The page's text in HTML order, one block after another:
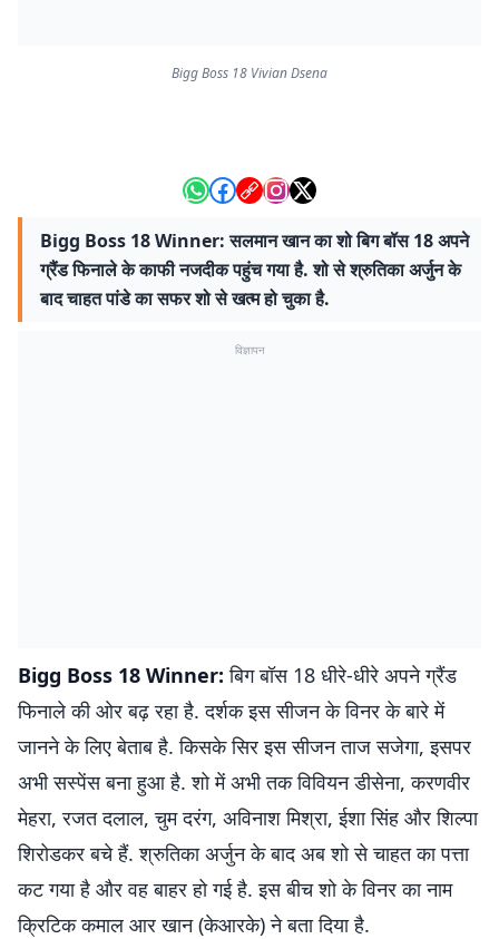
Bigg Boss 18 Vivian Dsena
Bigg Boss 18 Winner: सलमान खान का शो बिग बॉस 18 अपने
ग्रैंड फिनाले के काफी नजदीक पहुंच गया है. शो से श्रुतिका अर्जुन के
बाद चाहत पांडे का सफर शो से खत्म हो चुका है.
विज्ञापन
Bigg Boss 18 Winner:बिग बॉस 18 धीरे-धीरे अपने ग्रैंड
फिनाले की ओर बढ़ रहा है. दर्शक इस सीजन के विनर के बारे में
जानने के लिए बेताब है. किसके सिर इस सीजन ताज सजेगा, इसपर
अभी सस्पेंस बना हुआ है. शो में अभी तक विवियन डीसेना, करणवीर
मेहरा, रजत दलाल, चुम दरंग, अविनाश मिश्रा, ईशा सिंह और शिल्पा
शिरोडकर बचे हैं. श्रुतिका अर्जुन के बाद अब शो से चाहत का पत्ता
कट गया है और वह बाहर हो गई है. इस बीच शो के विनर का नाम
क्रिटिक कमाल आर खान (केआरके) ने बता दिया है.